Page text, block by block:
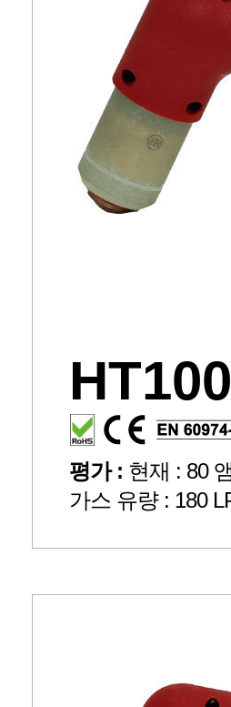
평가 : 현재 : 80
가스 유량 : 180